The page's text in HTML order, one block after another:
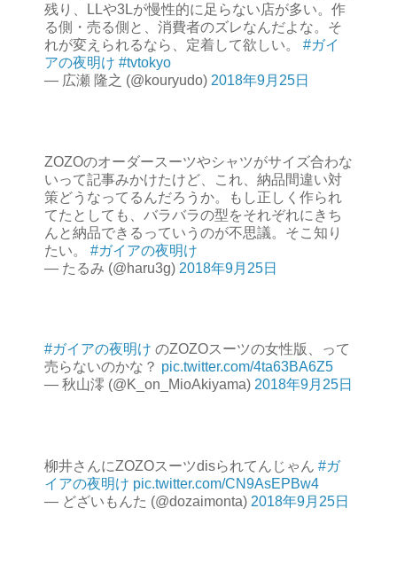
残り、LLや3Lが慢性的に足らない店が多い。作
る側・売る側と、消費者のズレなんだよな。そ
れが変えられるなら、定着して欲しい。 #ガイ
アの夜明け #tvtokyo
— 広瀬 隆之 (@kouryudo) 2018年9月25日
ZOZOのオーダースーツやシャツがサイズ合わな
いって記事みかけたけど、これ、納品間違い対
策どうなってるんだろうか。もし正しく作られ
てたとしても、バラバラの型をそれぞれにきち
んと納品できるっていうのが不思議。そこ知り
たい。 #ガイアの夜明け
— たるみ (@haru3g) 2018年9月25日
#ガイアの夜明け のZOZOスーツの女性版、って
売らないのかな？ pic.twitter.com/4ta63BA6Z5
— 秋山澪 (@K_on_MioAkiyama) 2018年9月25日
柳井さんにZOZOスーツdisられてんじゃん #ガ
イアの夜明け pic.twitter.com/CN9AsEPBw4
— どざいもんた (@dozaimonta) 2018年9月25日